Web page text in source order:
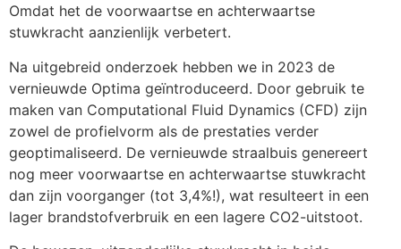
Omdat het de voorwaartse en achterwaartse
stuwkracht aanzienlijk verbetert.
Na uitgebreid onderzoek hebben we in 2023 de
vernieuwde Optima geïntroduceerd. Door gebruik te
maken van Computational Fluid Dynamics (CFD) zijn
zowel de profielvorm als de prestaties verder
geoptimaliseerd. De vernieuwde straalbuis genereert
nog meer voorwaartse en achterwaartse stuwkracht
dan zijn voorganger (tot 3,4%!), wat resulteert in een
lager brandstofverbruik en een lagere CO2-uitstoot.